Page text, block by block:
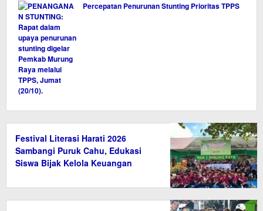
Percepatan Penurunan Stunting Prioritas TPPS
Festival Literasi Harati 2026
Sambangi Puruk Cahu, Edukasi
Siswa Bijak Kelola Keuangan